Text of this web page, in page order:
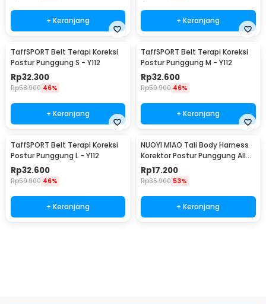
+ Keranjang + Keranjang
TaffSPORT Belt Terapi Koreksi
Postur Punggung S - Y112
Rp32.300
Rp58.900 46%
+ Keranjang
TaffSPORT Belt Terapi Koreksi
Postur Punggung M - Y112
Rp32.600
Rp59.900 46%
+ Keranjang
TaffSPORT Belt Terapi Koreksi
Postur Punggung L - Y112
Rp32.600
Rp59.900 46%
+ Keranjang
NUOYI MIAO Tali Body Harness
Korektor Postur Punggung All
Size - NY-15
Rp17.200
Rp35.900 53%
+ Keranjang